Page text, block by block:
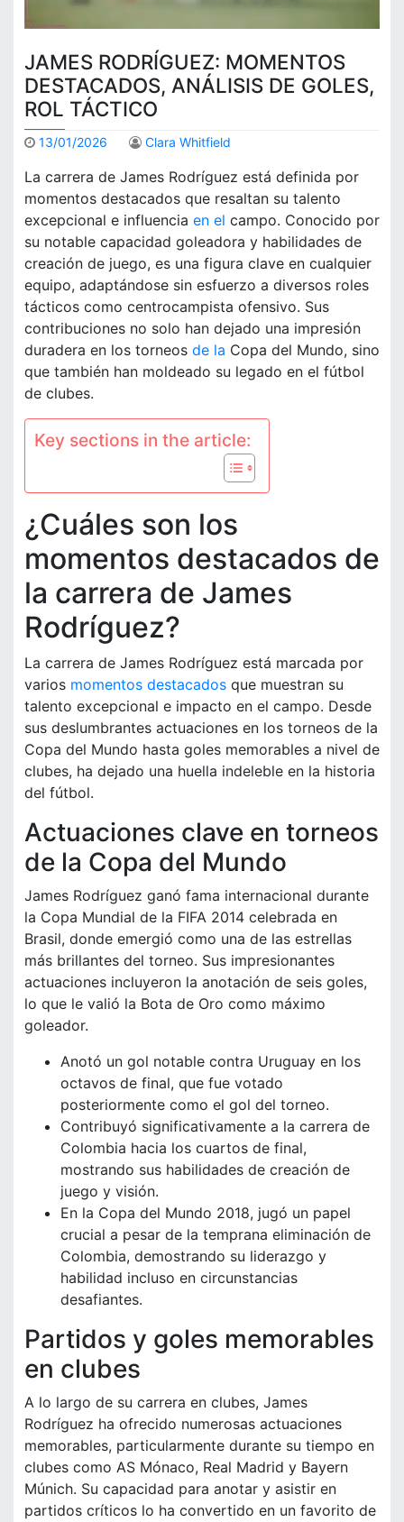
JAMES RODRÍGUEZ: MOMENTOS
DESTACADOS, ANÁLISIS DE GOLES,
ROL TÁCTICO
13/01/2026 Clara Whitfield
La carrera de James Rodríguez está definida por
momentos destacados que resaltan su talento
excepcional e influencia en el campo. Conocido por
su notable capacidad goleadora y habilidades de
creación de juego, es una figura clave en cualquier
equipo, adaptándose sin esfuerzo a diversos roles
tácticos como centrocampista ofensivo. Sus
contribuciones no solo han dejado una impresión
duradera en los torneos de la Copa del Mundo, sino
que también han moldeado su legado en el fútbol
de clubes.
Key sections in the article:
¿Cuáles son los
momentos destacados de
la carrera de James
Rodríguez?
La carrera de James Rodríguez está marcada por
varios momentos destacados que muestran su
talento excepcional e impacto en el campo. Desde
sus deslumbrantes actuaciones en los torneos de la
Copa del Mundo hasta goles memorables a nivel de
clubes, ha dejado una huella indeleble en la historia
del fútbol.
Actuaciones clave en torneos
de la Copa del Mundo
James Rodríguez ganó fama internacional durante
la Copa Mundial de la FIFA 2014 celebrada en
Brasil, donde emergió como una de las estrellas
más brillantes del torneo. Sus impresionantes
actuaciones incluyeron la anotación de seis goles,
lo que le valió la Bota de Oro como máximo
goleador.
Anotó un gol notable contra Uruguay en los
octavos de final, que fue votado
posteriormente como el gol del torneo.
Contribuyó significativamente a la carrera de
Colombia hacia los cuartos de final,
mostrando sus habilidades de creación de
juego y visión.
En la Copa del Mundo 2018, jugó un papel
crucial a pesar de la temprana eliminación de
Colombia, demostrando su liderazgo y
habilidad incluso en circunstancias
desafiantes.
Partidos y goles memorables
en clubes
A lo largo de su carrera en clubes, James
Rodríguez ha ofrecido numerosas actuaciones
memorables, particularmente durante su tiempo en
clubes como AS Mónaco, Real Madrid y Bayern
Múnich. Su capacidad para anotar y asistir en
partidos críticos lo ha convertido en un favorito de